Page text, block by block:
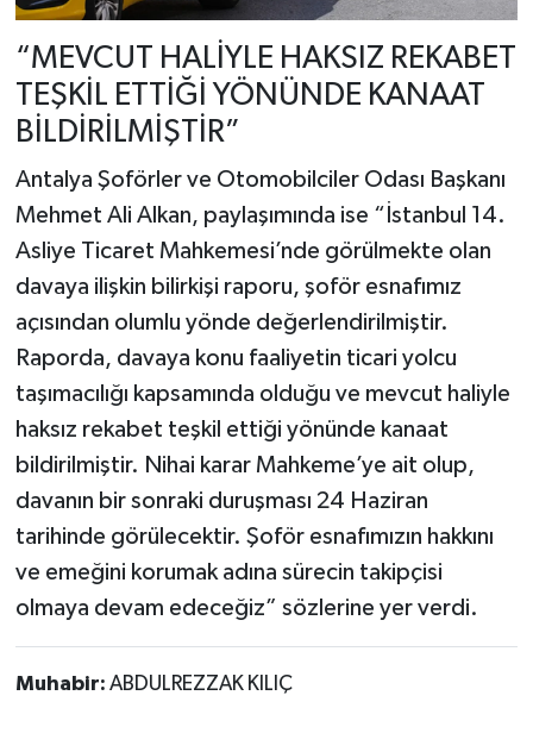
“MEVCUT HALİYLE HAKSIZ REKABET
TEŞKİL ETTİĞİ YÖNÜNDE KANAAT
BİLDİRİLMİŞTİR”
Antalya Şoförler ve Otomobilciler Odası Başkanı
Mehmet Ali Alkan, paylaşımında ise “İstanbul 14.
Asliye Ticaret Mahkemesi’nde görülmekte olan
davaya ilişkin bilirkişi raporu, şoför esnafımız
açısından olumlu yönde değerlendirilmiştir.
Raporda, davaya konu faaliyetin ticari yolcu
taşımacılığı kapsamında olduğu ve mevcut haliyle
haksız rekabet teşkil ettiği yönünde kanaat
bildirilmiştir. Nihai karar Mahkeme’ye ait olup,
davanın bir sonraki duruşması 24 Haziran
tarihinde görülecektir. Şoför esnafımızın hakkını
ve emeğini korumak adına sürecin takipçisi
olmaya devam edeceğiz” sözlerine yer verdi.
Muhabir: ABDULREZZAK KILIÇ